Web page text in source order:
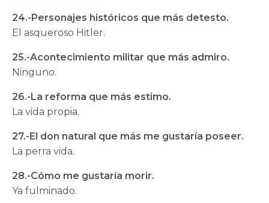
24.-Personajes históricos que más detesto.
El asqueroso Hitler.
25.-Acontecimiento militar que más admiro.
Ninguno.
26.-La reforma que más estimo.
La vida propia.
27.-El don natural que más me gustaría poseer.
La perra vida.
28.-Cómo me gustaría morir.
Ya fulminado.